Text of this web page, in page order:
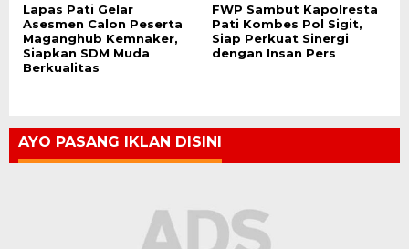
Lapas Pati Gelar
Asesmen Calon Peserta
Maganghub Kemnaker,
Siapkan SDM Muda
Berkualitas
FWP Sambut Kapolresta
Pati Kombes Pol Sigit,
Siap Perkuat Sinergi
dengan Insan Pers
AYO PASANG IKLAN DISINI